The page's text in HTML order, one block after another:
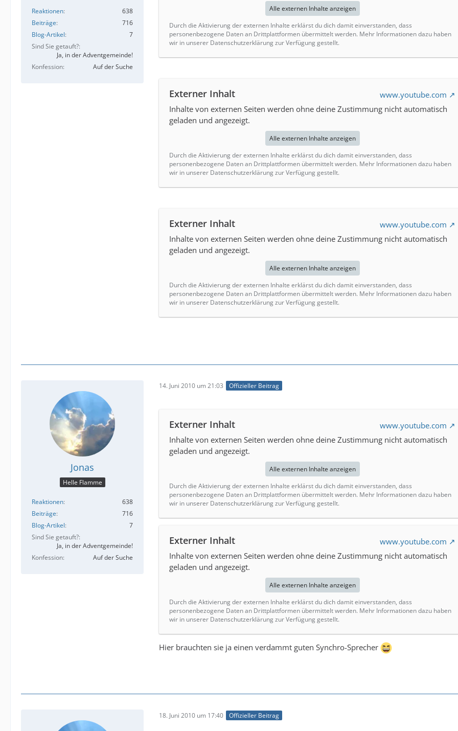
Reaktionen
638
Beiträge
716
Blog-Artikel
7
Sind Sie getauft?
Ja, in der Adventgemeinde!
Konfession
Auf der Suche
Alle externen Inhalte anzeigen
Durch die Aktivierung der externen Inhalte erklärst du dich damit einverstanden, dass
personenbezogene Daten an Drittplattformen übermittelt werden. Mehr Informationen dazu haben
wir in unserer Datenschutzerklärung zur Verfügung gestellt.
Externer Inhalt
www.youtube.com
Inhalte von externen Seiten werden ohne deine Zustimmung nicht automatisch
geladen und angezeigt.
Alle externen Inhalte anzeigen
Durch die Aktivierung der externen Inhalte erklärst du dich damit einverstanden, dass
personenbezogene Daten an Drittplattformen übermittelt werden. Mehr Informationen dazu haben
wir in unserer Datenschutzerklärung zur Verfügung gestellt.
Externer Inhalt
www.youtube.com
Inhalte von externen Seiten werden ohne deine Zustimmung nicht automatisch
geladen und angezeigt.
Alle externen Inhalte anzeigen
Durch die Aktivierung der externen Inhalte erklärst du dich damit einverstanden, dass
personenbezogene Daten an Drittplattformen übermittelt werden. Mehr Informationen dazu haben
wir in unserer Datenschutzerklärung zur Verfügung gestellt.
Jonas
Helle Flamme
Reaktionen
638
Beiträge
716
Blog-Artikel
7
Sind Sie getauft?
Ja, in der Adventgemeinde!
Konfession
Auf der Suche
14. Juni 2010 um 21:03 Offizieller Beitrag
Externer Inhalt
www.youtube.com
Inhalte von externen Seiten werden ohne deine Zustimmung nicht automatisch
geladen und angezeigt.
Alle externen Inhalte anzeigen
Durch die Aktivierung der externen Inhalte erklärst du dich damit einverstanden, dass
personenbezogene Daten an Drittplattformen übermittelt werden. Mehr Informationen dazu haben
wir in unserer Datenschutzerklärung zur Verfügung gestellt.
Externer Inhalt
www.youtube.com
Inhalte von externen Seiten werden ohne deine Zustimmung nicht automatisch
geladen und angezeigt.
Alle externen Inhalte anzeigen
Durch die Aktivierung der externen Inhalte erklärst du dich damit einverstanden, dass
personenbezogene Daten an Drittplattformen übermittelt werden. Mehr Informationen dazu haben
wir in unserer Datenschutzerklärung zur Verfügung gestellt.
Hier brauchten sie ja einen verdammt guten Synchro-Sprecher
18. Juni 2010 um 17:40 Offizieller Beitrag